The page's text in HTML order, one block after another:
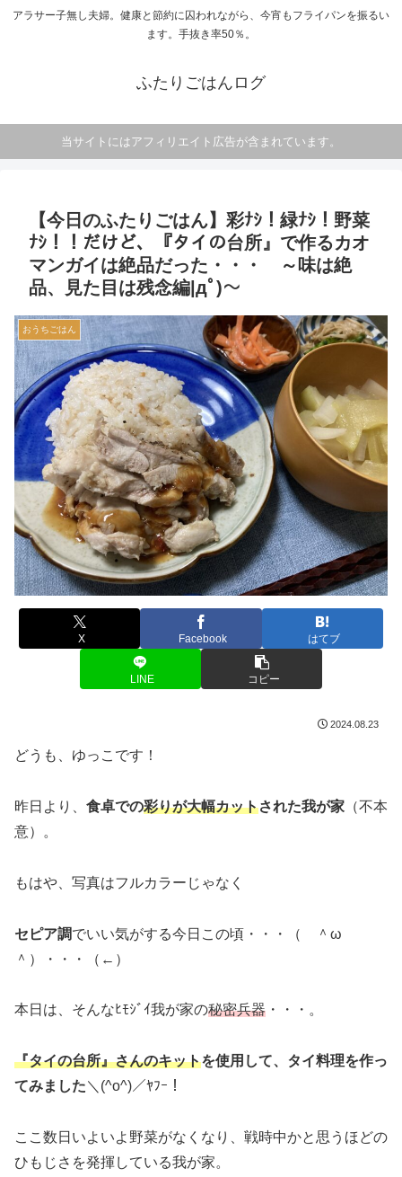
アラサー子無し夫婦。健康と節約に囚われながら、今宵もフライパンを振るい
ます。手抜き率50％。
ふたりごはんログ
当サイトにはアフィリエイト広告が含まれています。
【今日のふたりごはん】彩ﾅｼ！緑ﾅｼ！野菜
ﾅｼ！！だけど、『タイの台所』で作るカオ
マンガイは絶品だった・・・ ～味は絶
品、見た目は残念編|дﾟ)～
おうちごはん
X Facebook はてブ
LINE コピー
2024.08.23
どうも、ゆっこです！
昨日より、 食卓での彩りが大幅カットされた我が家 （不本
意）。
もはや、写真はフルカラーじゃなく
セピア調でいい気がする今日この頃・・・（ ＾ω
＾）・・・（←）
本日は、そんなﾋﾓｼﾞｲ我が家の秘密兵器 ・・・。
『タイの台所』さんのキットを使用して、タイ料理を作っ
てみました＼(^o^)／ﾔﾌｰ！
ここ数日いよいよ野菜がなくなり、戦時中かと思うほどの
ひもじさを発揮している我が家。